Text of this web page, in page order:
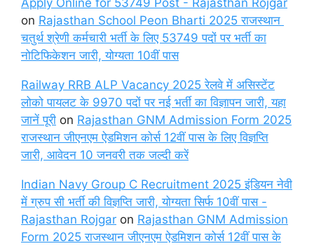
on Rajasthan School Peon Bharti 2025 राजस्थान
चतुर्थ श्रेणी कर्मचारी भर्ती के लिए 53749 पदों पर भर्ती का
नोटिफिकेशन जारी, योग्यता 10वीं पास
Railway RRB ALP Vacancy 2025 रेलवे में असिस्टेंट
लोको पायलट के 9970 पदों पर नई भर्ती का विज्ञापन जारी, यहा
जानें पूरी on Rajasthan GNM Admission Form 2025
राजस्थान जीएनएम ऐडमिशन कोर्स 12वीं पास के लिए विज्ञप्ति
जारी, आवेदन 10 जनवरी तक जल्दी करें
Indian Navy Group C Recruitment 2025 इंडियन नेवी
में ग्रुप सी भर्ती की विज्ञप्ति जारी, योग्यता सिर्फ 10वीं पास -
Rajasthan Rojgar on Rajasthan GNM Admission
Form 2025 राजस्थान जीएनएम ऐडमिशन कोर्स 12वीं पास के